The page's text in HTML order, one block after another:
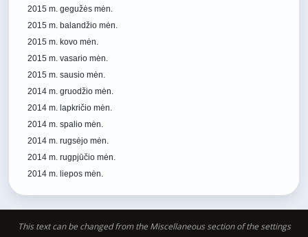
2015 m. gegužės mėn.
2015 m. balandžio mėn.
2015 m. kovo mėn.
2015 m. vasario mėn.
2015 m. sausio mėn.
2014 m. gruodžio mėn.
2014 m. lapkričio mėn.
2014 m. spalio mėn.
2014 m. rugsėjo mėn.
2014 m. rugpjūčio mėn.
2014 m. liepos mėn.
This text can be changed from the Miscellaneous section of the settings